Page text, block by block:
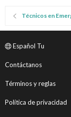
Técnicos en
Español Tu
Contáctanos
Términos y reglas
Política de privacidad